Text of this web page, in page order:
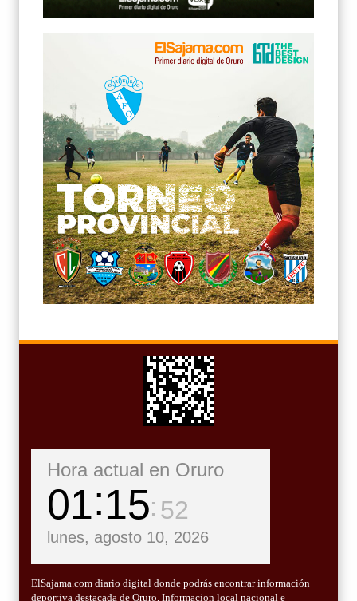
Hora actual en Oruro
01 15 53
lunes, agosto 10, 2026
ElSajama.com diario digital donde podrás encontrar información
deportiva destacada de Oruro, Informacion local nacional e